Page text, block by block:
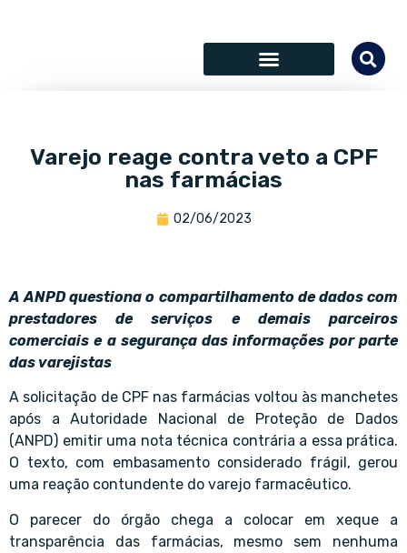
Varejo reage contra veto a CPF
nas farmácias
02/06/2023
A ANPD questiona o compartilhamento de dados com
prestadores de serviços e demais parceiros
comerciais e a segurança das informações por parte
das varejistas
A solicitação de CPF nas farmácias voltou às manchetes
após a Autoridade Nacional de Proteção de Dados
(ANPD) emitir uma nota técnica contrária a essa prática.
O texto, com embasamento considerado frágil, gerou
uma reação contundente do varejo farmacêutico.
O parecer do órgão chega a colocar em xeque a
transparência das farmácias, mesmo sem nenhuma